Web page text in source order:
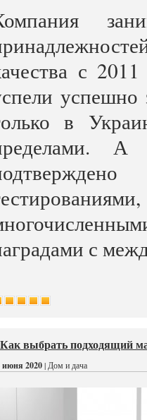
с
успешно
в
А
с
Как выбрать подходящий
июня 2020| Дом и дача